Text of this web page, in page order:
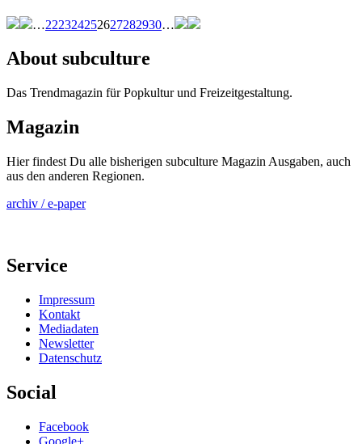
…222324252627282930…
About subculture
Das Trendmagazin für Popkultur und Freizeitgestaltung.
Magazin
Hier findest Du alle bisherigen subculture Magazin Ausgaben, auch
aus den anderen Regionen.
archiv / e-paper
Service
Impressum
Kontakt
Mediadaten
Newsletter
Datenschutz
Social
Facebook
Google+